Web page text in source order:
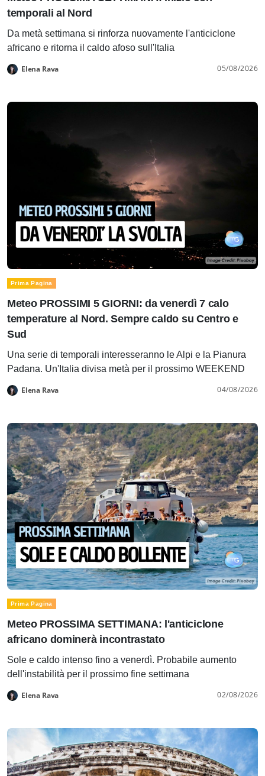
temporali al Nord
Da metà settimana si rinforza nuovamente l'anticiclone
africano e ritorna il caldo afoso sull'Italia
Elena Rava 05/08/2026
Prima Pagina
Meteo PROSSIMI 5 GIORNI: da venerdì 7 calo
temperature al Nord. Sempre caldo su Centro e
Sud
Una serie di temporali interesseranno le Alpi e la Pianura
Padana. Un'Italia divisa metà per il prossimo WEEKEND
Elena Rava 04/08/2026
Prima Pagina
Meteo PROSSIMA SETTIMANA: l'anticiclone
africano dominerà incontrastato
Sole e caldo intenso fino a venerdì. Probabile aumento
dell'instabilità per il prossimo fine settimana
Elena Rava 02/08/2026